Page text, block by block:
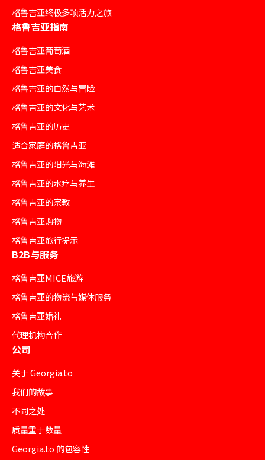
格鲁吉亚终极多项活力之旅
格鲁吉亚指南
格鲁吉亚葡萄酒
格鲁吉亚美食
格鲁吉亚的自然与冒险
格鲁吉亚的文化与艺术
格鲁吉亚的历史
适合家庭的格鲁吉亚
格鲁吉亚的阳光与海滩
格鲁吉亚的水疗与养生
格鲁吉亚的宗教
格鲁吉亚购物
格鲁吉亚旅行提示
B2B与服务
格鲁吉亚MICE旅游
格鲁吉亚的物流与媒体服务
格鲁吉亚婚礼
代理机构合作
公司
关于 Georgia.to
我们的故事
不同之处
质量重于数量
Georgia.to 的包容性